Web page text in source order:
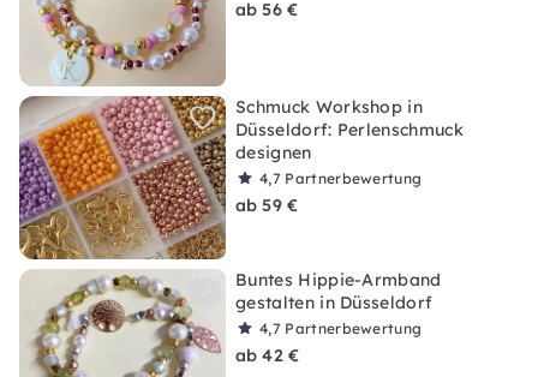
ab 56 €
Schmuck Workshop in
Düsseldorf: Perlenschmuck
designen
4,7 Partnerbewertung
ab 59 €
Buntes Hippie-Armband
gestalten in Düsseldorf
4,7 Partnerbewertung
ab 42 €